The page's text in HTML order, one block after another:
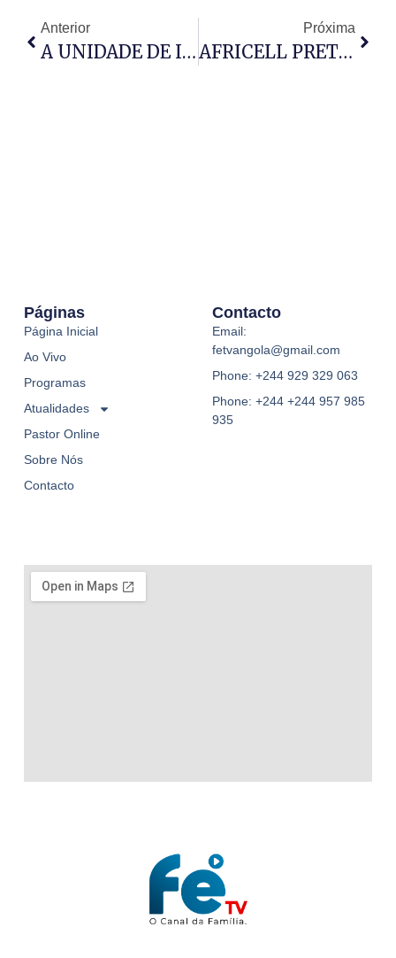
Anterior
A UNIDADE DE IMPLEMENTAÇÃO DO PROJECTO
Próxima
AFRICELL PRETENDE INSTALAR SERVIÇOS
Páginas
Página Inicial
Ao Vivo
Programas
Atualidades
Pastor Online
Sobre Nós
Contacto
Contacto
Email:
fetvangola@gmail.com
Phone: +244 929 329 063
Phone: +244 +244 957 985
935